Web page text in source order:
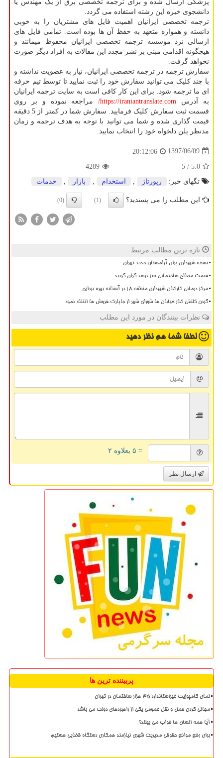
پزشکی ارسال شده و برای ترجمه تخصصی برق از یک مهندس یا
دانشجوی خبره این رشته استفاده می گردد.
ترجمه تخصصی ایرانیان اهمیت فایل های مشتریان را به خوبی
دانسته و همواره متعهد به حفظ آن ها بوده است. تمامی فایل های
ارسالی نزد موسسه ترجمه تخصصی ایرانیان محفوظ می­مانند و
هیچگونه اقدامی مبنی بر نشر مجدد این مقالات به افراد دیگر صورت
نخواهد گرفت.
سفارش ترجمه در ترجمه تخصصی ایرانیان، نیاز به عضویت نداشته و
با چند کلیک می توانید سفارش خود را ثبت نمایید تا توسط تیم حرفه
ای ما ترجمه شود. برای این کار کافی است به سایت ترجمه ایرانیان
به آدرس https://iraniantranslate.com
/مراجعه نموده و بر روی
قسمت ثبت سفارش کلیک فرمایید. سفارش شما در کمتر از 5 دقیقه
قیمت گذاری شده و شما می توانید با توجه به هدف ترجمه و زمان
مدنظر پلن دلخواه خود را انتخاب نمایید.
1397/06/09
20:12:06
5.0
/ 5
4289
تگهای خبر:
رپورتاژ استخدام بازار خدمات
این مطلب را می پسندید؟ (1)
(0)
تازه ترین مطالب مرتبط
نسخه شهرداری برای آرامستان جدید تهران
قیمت مصالح ساختمانی ۱۰۰ درصد گران گردید
مرکز درمانی کارکنان شهرداری منطقه ۱۸ در آستانه بهره برداری
گردن کلفتی کنار خیابان ها شورای شهر از جاپارک فروش ها انتقاد نمود
نظرات بینندگان در مورد این مطلب
لطفا شما همنظر دهید
= ۵ بعلاوه ۲
ارسال نظر
پربیننده ترین ها
نمای کامپوزیت غیراستاندارد ۳۵ هزار ساختمان در تهران
مجانی کردن حمل و نقل عمومی یکی از راهبردهای دولت می باشد
آیا همه انسان ها خواب می بینند؟
برای رفع موانع حقوقی مدیریت شهری نیازمند همکاری دستگاه قضایی هستیم